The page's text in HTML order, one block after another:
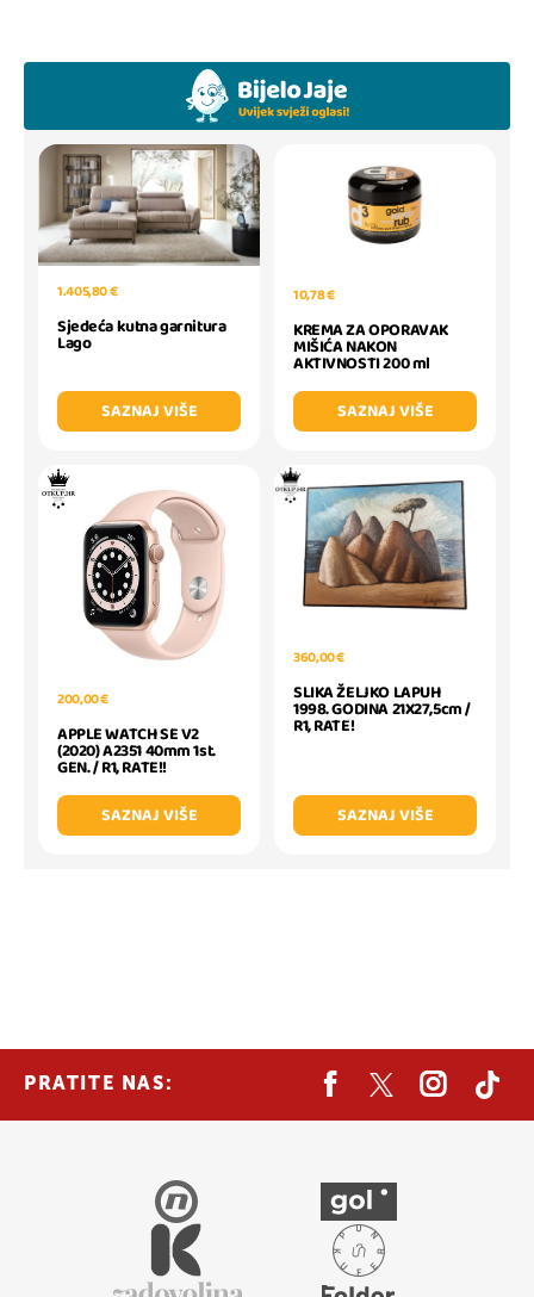
1.405,80 €
Sjedeća kutna garnitura
Lago
SAZNAJ VIŠE
10,78 €
KREMA ZA OPORAVAK
MIŠIĆA NAKON
AKTIVNOSTI 200 ml
SAZNAJ VIŠE
200,00 €
APPLE WATCH SE V2
(2020) A2351 40mm 1st.
GEN. / R1, RATE!!
SAZNAJ VIŠE
360,00 €
SLIKA ŽELJKO LAPUH
1998. GODINA 21X27,5cm /
R1, RATE!
SAZNAJ VIŠE
PRATITE NAS: